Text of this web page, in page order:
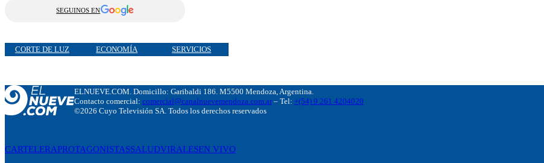
SEGUINOS EN
CORTE DE LUZ ECONOMÍA SERVICIOS
ELNUEVE.COM. Domicillo: Garibaldi 186. M5500 Mendoza, Argentina.
Contacto comercial: comercial@canalnuevemendoza.com.ar– Tel: +(54) 9 261 4204020
©2026 Cuyo Televisión SA. Todos los derechos reservados
CARTELERAPROTAGONISTASSALUDVIRALESEN VIVO